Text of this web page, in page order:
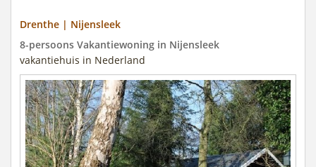
Drenthe | Nijensleek
8-persoons Vakantiewoning in Nijensleek
vakantiehuis in Nederland